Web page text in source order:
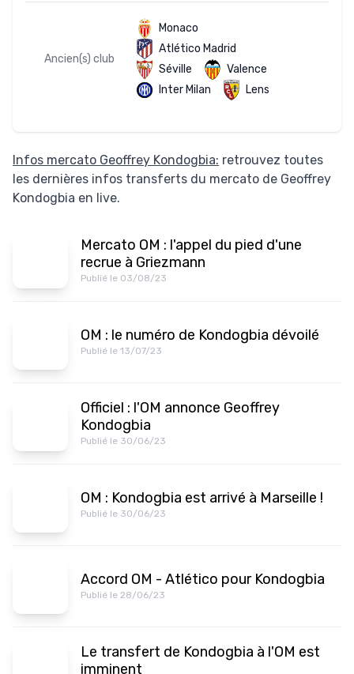
Ancien(s) club
Monaco
Atlético Madrid
Séville
Valence
Inter Milan
Lens
Infos mercato Geoffrey Kondogbia: retrouvez toutes
les dernières infos transferts du mercato de Geoffrey
Kondogbia en live.
Mercato OM : l'appel du pied d'une
recrue à Griezmann
Publié le 03/08/23
OM : le numéro de Kondogbia dévoilé
Publié le 13/07/23
Officiel : l'OM annonce Geoffrey
Kondogbia
Publié le 30/06/23
OM : Kondogbia est arrivé à Marseille !
Publié le 30/06/23
Accord OM - Atlético pour Kondogbia
Publié le 28/06/23
Le transfert de Kondogbia à l'OM est
imminent